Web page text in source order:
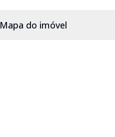
Mapa do imóvel